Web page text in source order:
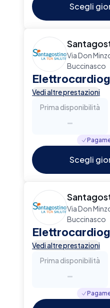
Scegli
Via Don
Buccinasco
Vedi altre prestazioni
Prima disponibilità
-
Scegli
Via Don
Buccinasco
Vedi altre prestazioni
Prima disponibilità
-